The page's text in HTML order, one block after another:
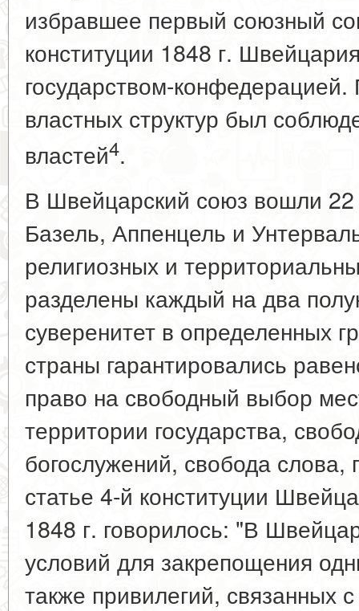
избравшее первый союзный
конституции 1848 г.
государством-
властных структур был
властей4.
В Швейцарский союз вошли 22
Базель, Аппенцель и
религиозных и
разделены каждый на два
суверенитет в определенных
страны гарантировались
право на свободный выбор
территории государства,
богослужений, свобода слова,
статье 4-й конституции
1848 г. говорилось: "В
условий для закрепощения
также привилегий, связанных